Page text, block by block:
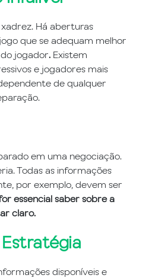
Há aberturas
que se adequam melhor
jogador. Existem
e jogadores mais
de qualquer
em uma negociação.
Todas as informações
por exemplo, devem ser
essencial saber sobre a
claro.
disponíveis e